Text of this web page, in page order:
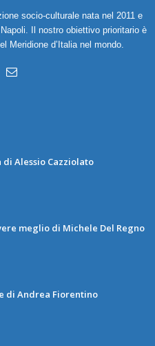
socio-culturale nata nel 2011 e
Il nostro obiettivo prioritario è
Meridione d’Italia nel mondo.
di Alessio Cazziolato
meglio di Michele Del Regno
di Andrea Fiorentino